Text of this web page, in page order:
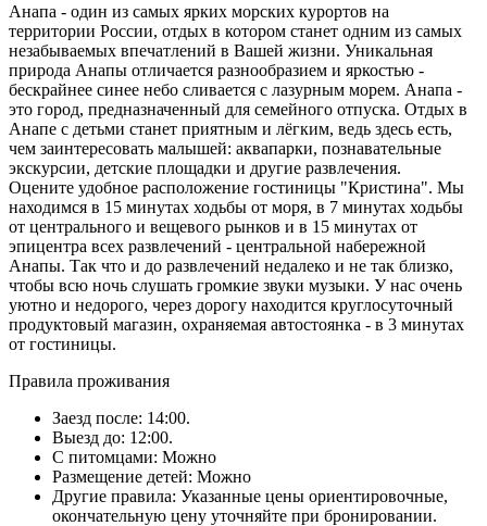
Анапа - один из самых ярких морских курортов на
территории России, отдых в котором станет одним из самых
незабываемых впечатлений в Вашей жизни. Уникальная
природа Анапы отличается разнообразием и яркостью -
бескрайнее синее небо сливается с лазурным морем. Анапа -
это город, предназначенный для семейного отпуска. Отдых в
Анапе с детьми станет приятным и лёгким, ведь здесь есть,
чем заинтересовать малышей: аквапарки, познавательные
экскурсии, детские площадки и другие развлечения.
Оцените удобное расположение гостиницы "Кристина". Мы
находимся в 15 минутах ходьбы от моря, в 7 минутах ходьбы
от центрального и вещевого рынков и в 15 минутах от
эпицентра всех развлечений - центральной набережной
Анапы. Так что и до развлечений недалеко и не так близко,
чтобы всю ночь слушать громкие звуки музыки. У нас очень
уютно и недорого, через дорогу находится круглосуточный
продуктовый магазин, охраняемая автостоянка - в 3 минутах
от гостиницы.
Правила проживания
Заезд после: 14:00.
Выезд до: 12:00.
С питомцами: Можно
Размещение детей: Можно
Другие правила: Указанные цены ориентировочные,
окончательную цену уточняйте при бронировании.